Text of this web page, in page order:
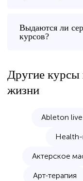
Выдаются ли
курсов?
Другие
жизни
Ableton live
Health-
Актерское
Арт-терапия